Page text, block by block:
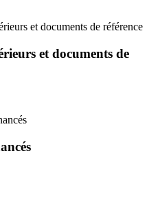
et documents de référence
et documents de